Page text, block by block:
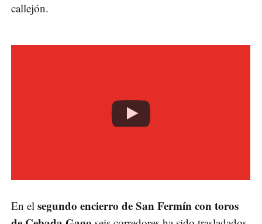
callejón.
En el segundo encierro de San Fermín con toros